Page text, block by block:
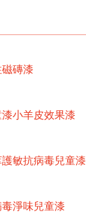
磚漆
小羊皮效果漆
敏抗病毒兒童漆
淨味兒童漆